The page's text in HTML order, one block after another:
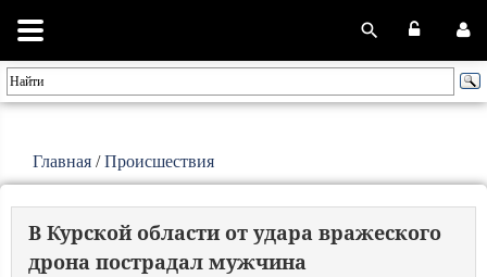
Главная /Происшествия
В Курской области от удара вражеского
дрона пострадал мужчина